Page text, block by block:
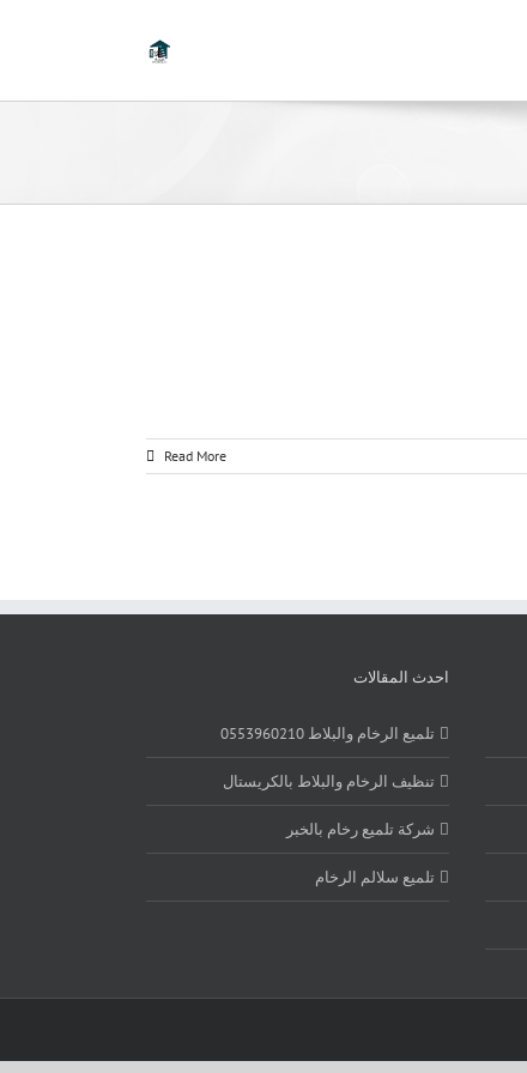
Read More
احدث المقالات
تلميع الرخام والبلاط 0553960210
تنظيف الرخام والبلاط بالكريستال
شركة تلميع رخام بالخبر
تلميع سلالم الرخام